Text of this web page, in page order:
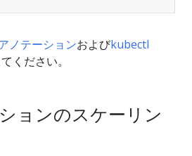
ノテーションおよびkubectl
ください。
ョンのスケーリン